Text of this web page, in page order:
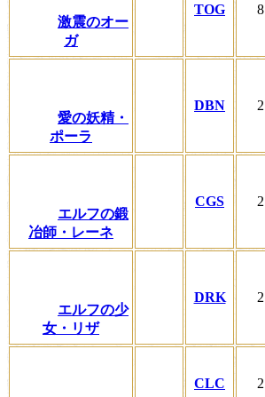
激震のオー
ガ
TOG 8
愛の妖精・
ポーラ
DBN 2
エルフの鍛
冶師・レーネ
CGS 2
エルフの少
女・リザ
DRK 2
CLC 2